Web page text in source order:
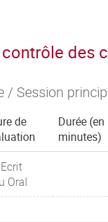
des
/ Session
de
Durée (en
minutes)
Oral